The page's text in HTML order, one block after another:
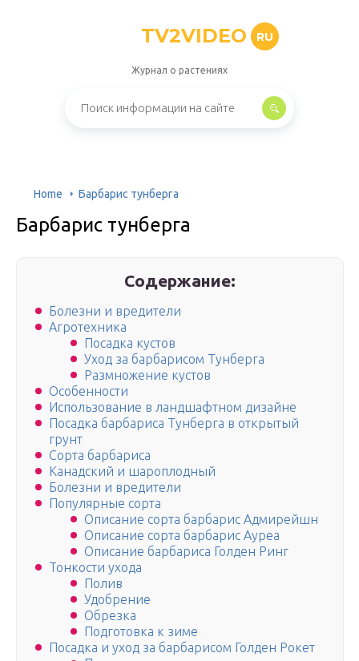
TV2VIDEO RU
Журнал о растениях
Home Барбарис тунберга
Барбарис тунберга
Содержание:
Болезни и вредители
Агротехника
Посадка кустов
Уход за барбарисом Тунберга
Размножение кустов
Особенности
Использование в ландшафтном дизайне
Посадка барбариса Тунберга в открытый
грунт
Сорта барбариса
Канадский и шароплодный
Болезни и вредители
Популярные сорта
Описание сорта барбарис Адмирейшн
Описание сорта барбарис Ауреа
Описание барбариса Голден Ринг
Тонкости ухода
Полив
Удобрение
Обрезка
Подготовка к зиме
Посадка и уход за барбарисом Голден Рокет